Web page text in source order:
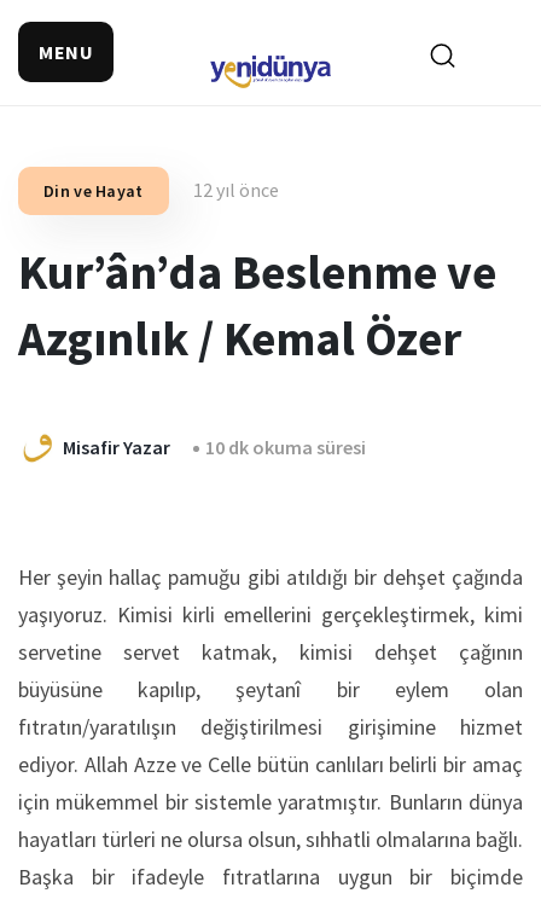
MENU
Din ve Hayat 12 yıl önce
Kur’ân’da Beslenme ve
Azgınlık / Kemal Özer
Misafir Yazar 10 dk okuma süresi
Her şeyin hallaç pamuğu gibi atıldığı bir dehşet çağında
yaşıyoruz. Kimisi kirli emellerini gerçekleştirmek, kimi
servetine servet katmak, kimisi dehşet çağının
büyüsüne kapılıp, şeytanî bir eylem olan
fıtratın/yaratılışın değiştirilmesi girişimine hizmet
ediyor. Allah Azze ve Celle bütün canlıları belirli bir amaç
için mükemmel bir sistemle yaratmıştır. Bunların dünya
hayatları türleri ne olursa olsun, sıhhatli olmalarına bağlı.
Başka bir ifadeyle fıtratlarına uygun bir biçimde